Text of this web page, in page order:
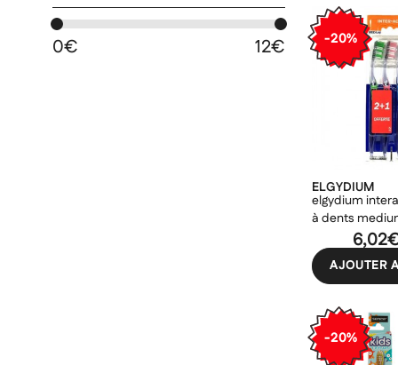
parogencyl
0€ 12€ -20%
ELGYDIUM
elgydium
à dents
AJOUTER
-20%